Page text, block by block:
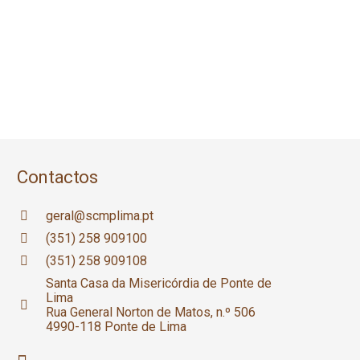
Contactos
geral@scmplima.pt
(351) 258 909100
(351) 258 909108
Santa Casa da Misericórdia de Ponte de
Lima
Rua General Norton de Matos, n.º 506
4990-118 Ponte de Lima